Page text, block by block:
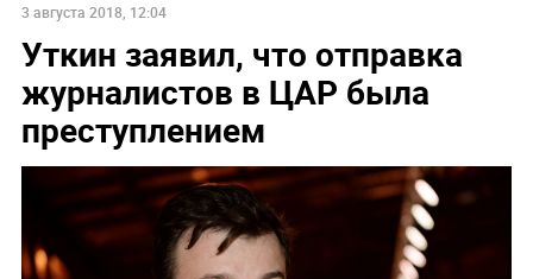
3 августа 2018, 12:04
Уткин заявил, что отправка
журналистов в ЦАР была
преступлением